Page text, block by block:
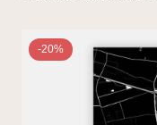
-20%